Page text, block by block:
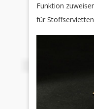
Funktion
für